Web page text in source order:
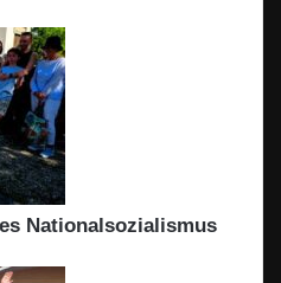
Nationalsozialismus